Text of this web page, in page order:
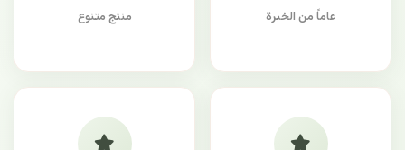
عاماً من الخبرة منتج متنوع